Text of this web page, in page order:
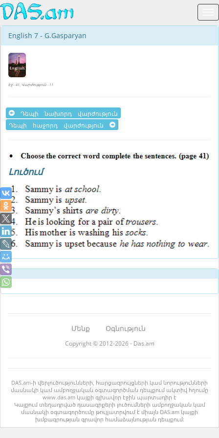
English 7 - G.Gasparyan
Էջ - 41, Վարժություն - 11
Դեպի նախորդ վարժություն
Դեպի հաջորդ վարժություն
Լուծում
Մենք Օգնություն
Copyright © 2012-2026 - Das.am
DAS.am-ի վերլուծությունների, հարցազրույցների կամ նորությունների
մասնակի կամ ամբողջական օգտագործման դեպքում ակտիվ հղումը
www.das.am կայքի գլխավոր էջին պարտադիր է
Կայքում տեղադրված դասագրքերի լուծումների ամբողջական կամ
մասնակի օգտագործումը թույլատրվում է միայն DAS.am կայքի
խմբագրության գրավոր համաձայնության դեպքում: